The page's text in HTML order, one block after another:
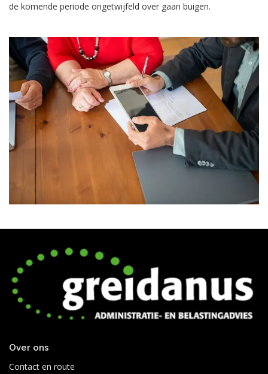
de komende periode ongetwijfeld over gaan buigen.
Over ons
Contact en route